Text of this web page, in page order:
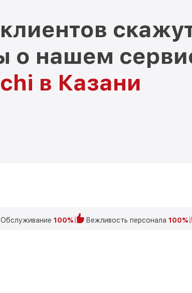
о нашем
в Казани
Обслуживание 100% Вежливость персонала 100%